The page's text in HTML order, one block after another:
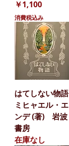
価格
￥1,100
消費税込み
はてしない物語
ミヒャエル・エ
ンデ (著) 岩波
書房
在庫なし